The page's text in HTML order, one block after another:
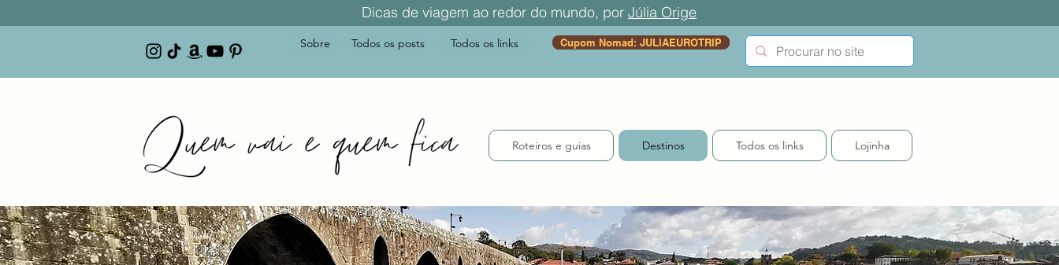
Dicas de viagem ao redor do mundo, por Júlia Orige
Sobre Todos os posts Todos os links Cupom Nomad: JULIAEUROTRIP
Roteiros e guias Destinos Todos os links Lojinha